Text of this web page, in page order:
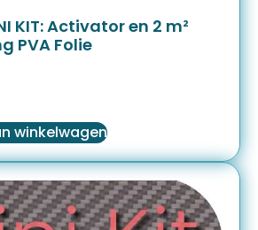
KIT: Activator en 2 m²
PVA Folie
winkelwagen